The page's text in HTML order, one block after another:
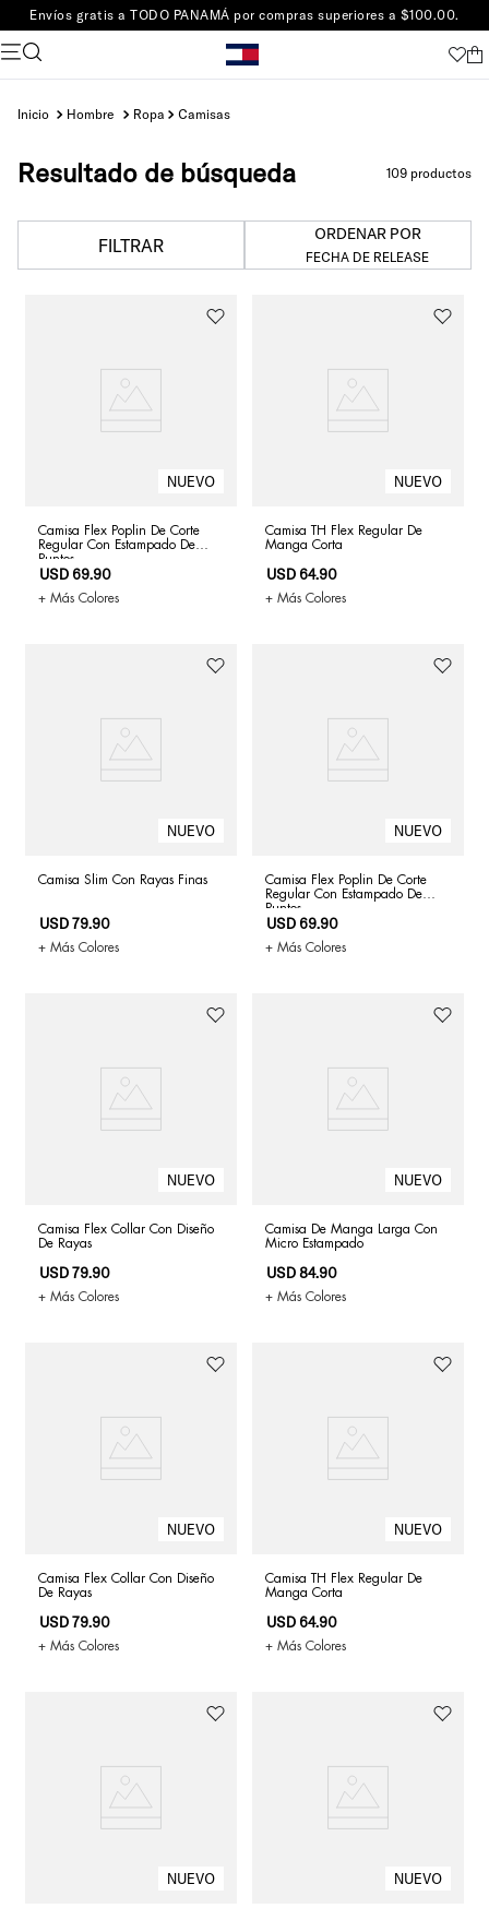
Envíos gratis a TODO PANAMÁ por compras superiores a $100.00.
hombre ropa camisas
Resultado de búsqueda 109 productos
FILTRAR
ORDENAR POR
FECHA DE RELEASE
Camisa Flex Poplin De Corte
Regular Con Estampado De
Puntos
USD 69.90
+ Más Colores
Camisa TH Flex Regular De
Manga Corta
USD 64.90
+ Más Colores
Camisa Slim Con Rayas Finas
USD 79.90
+ Más Colores
Camisa Flex Poplin De Corte
Regular Con Estampado De
Puntos
USD 69.90
+ Más Colores
Camisa Flex Collar Con Diseño
De Rayas
USD 79.90
+ Más Colores
Camisa De Manga Larga Con
Micro Estampado
USD 84.90
+ Más Colores
Camisa Flex Collar Con Diseño
De Rayas
USD 79.90
+ Más Colores
Camisa TH Flex Regular De
Manga Corta
USD 64.90
+ Más Colores